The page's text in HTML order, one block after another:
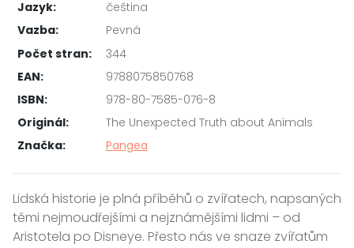
Jazyk:
čeština
Vazba:
Pevná
Počet stran:
344
EAN:
9788075850768
ISBN:
978-80-7585-076-8
Originál:
The Unexpected Truth about Animals
Značka:
Pangea
Lidská historie je plná příběhů o zvířatech, napsaných
těmi nejmoudřejšími a nejznámějšími lidmi – od
Aristotela po Disneye. Přesto nás ve snaze zvířatům